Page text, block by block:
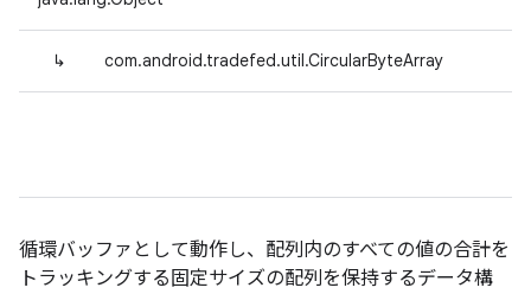
↳ com.android.tradefed.util.CircularByteArray
循環バッファとして動作し、配列内のすべての値の合計を
トラッキングする固定サイズの配列を保持するデータ構